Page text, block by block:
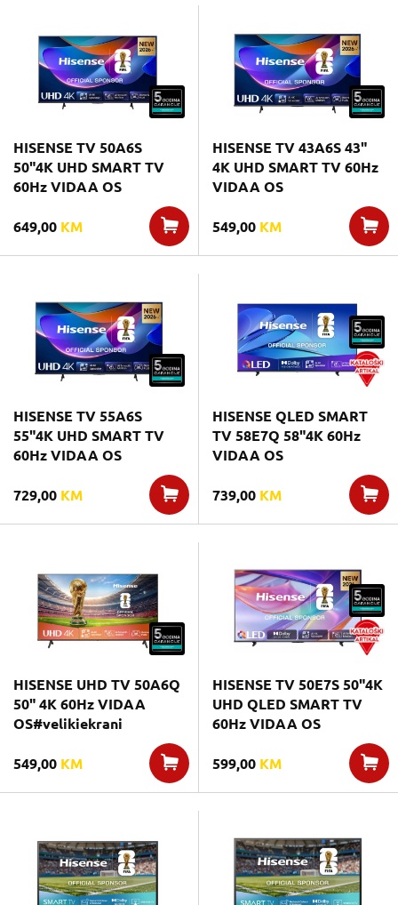
HISENSE TV 50A6S
50"4K UHD SMART TV
60Hz VIDAA OS
649,00 KM
HISENSE TV 43A6S 43"
4K UHD SMART TV 60Hz
VIDAA OS
549,00 KM
HISENSE TV 55A6S
55"4K UHD SMART TV
60Hz VIDAA OS
729,00 KM
HISENSE QLED SMART
TV 58E7Q 58"4K 60Hz
VIDAA OS
739,00 KM
HISENSE UHD TV 50A6Q
50" 4K 60Hz VIDAA
OS#velikiekrani
549,00 KM
HISENSE TV 50E7S 50"4K
UHD QLED SMART TV
60Hz VIDAA OS
599,00 KM